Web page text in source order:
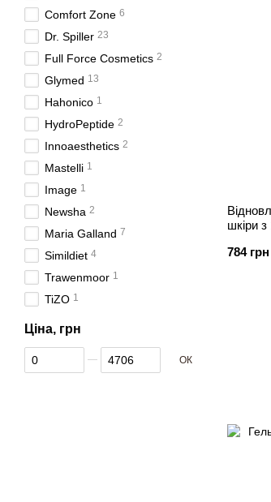
шкіри
784 грн
Comfort Zone 6
Dr. Spiller 23
Full Force Cosmetics 2
Glymed 13
Hahonico 1
HydroPeptide 2
Innoaesthetics 2
Mastelli 1
Image 1
Newsha 2
Maria Galland 7
Simildiet 4
Trawenmoor 1
TiZO 1
Ціна, грн
Від Ціна, грн
До Ціна, грн ОК